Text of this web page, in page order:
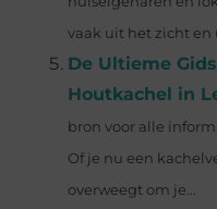
vaak uit het zicht en
De Ultieme
Houtkachel in
bron voor alle
Of je nu een
overweegt om je...